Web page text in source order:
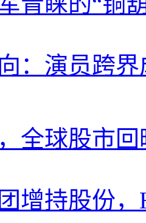
：演员跨
全球股市
增持股份